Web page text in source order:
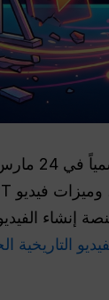
مالية متوقعة بقيمة $25
التاريخية